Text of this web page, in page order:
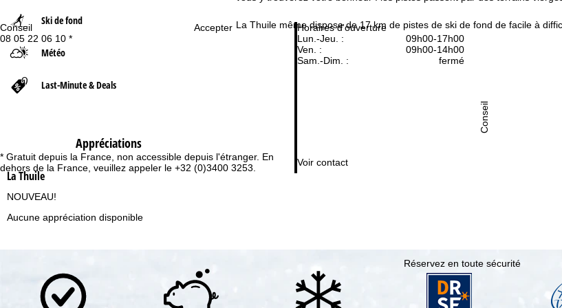
Accepter
Conseil
08 05 22 06 10 *
* Gratuit depuis la France, non accessible depuis l'étranger. En
dehors de la France, veuillez appeler le +32 (0)3400 3253.
Horaires d'ouverture
Lun.-Jeu. :
09h00-17h00
Ven. :
09h00-14h00
Sam.-Dim. :
fermé
Voir contact
Conseil
Ski de fond
Météo
Last-Minute & Deals
Appréciations
La Thuile
NOUVEAU!
Aucune appréciation disponible
d
La Thuile même dispose de 17 km de pistes de ski de fond de facile à
Réservez en toute sécurité